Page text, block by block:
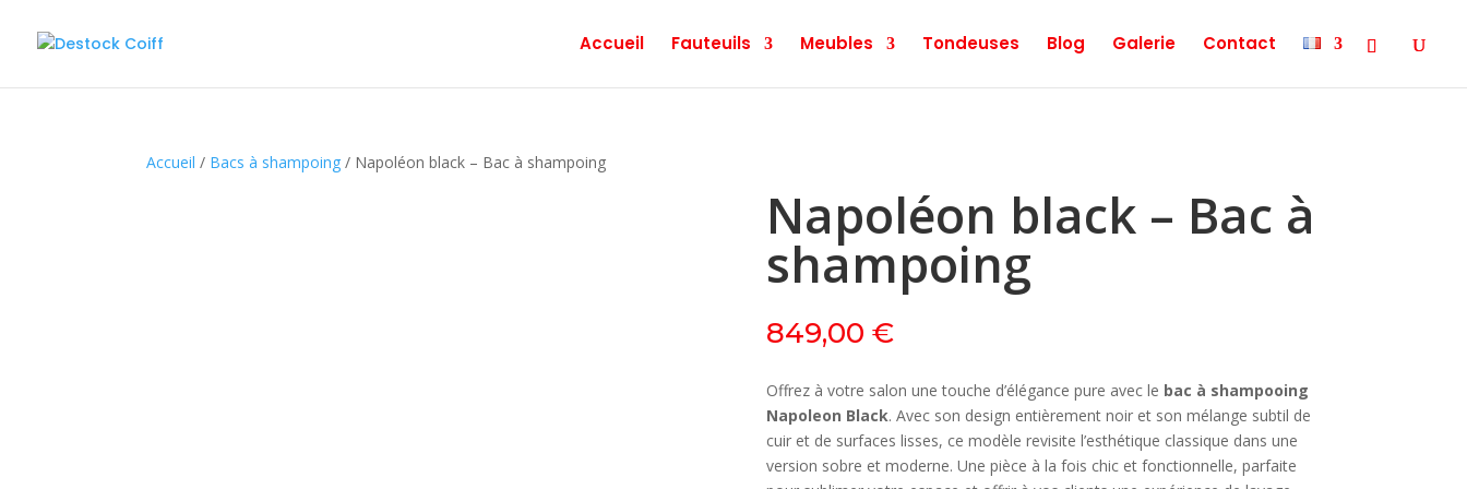
Accueil Fauteuils Meubles Tondeuses Blog Galerie Contact
Accueil / Bacs à shampoing / Napoléon black – Bac à shampoing
Napoléon black – Bac à
shampoing
849,00 €
Offrez à votre salon une touche d’élégance pure avec le bac à shampooing
Napoleon Black. Avec son design entièrement noir et son mélange subtil de
cuir et de surfaces lisses, ce modèle revisite l’esthétique classique dans une
version sobre et moderne. Une pièce à la fois chic et fonctionnelle, parfaite